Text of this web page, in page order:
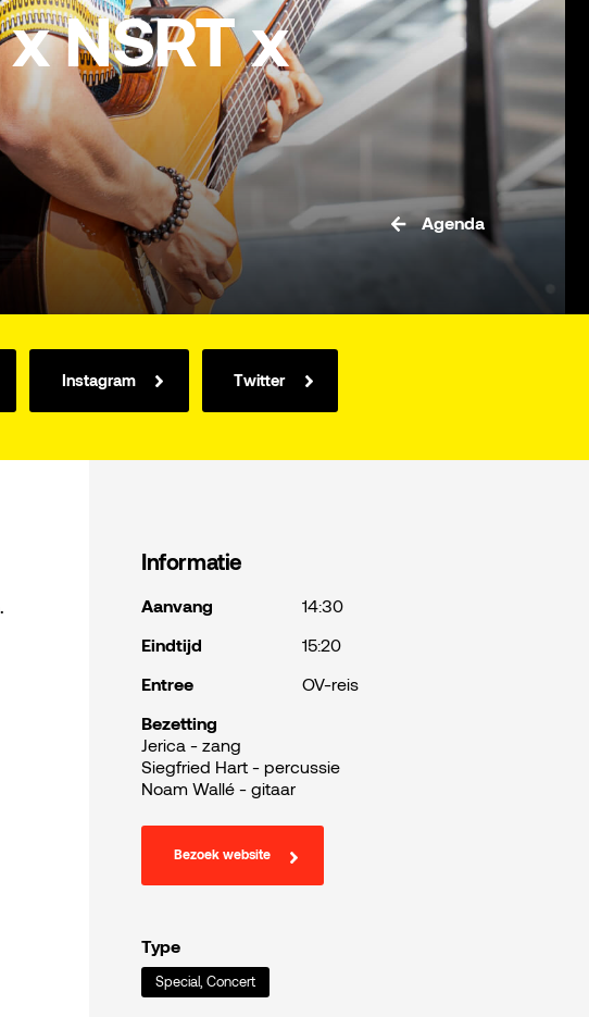
NSRT x
Agenda
Instagram Twitter
Informatie
Aanvang
14:30
Eindtijd
15:20
Entree
OV-reis
Bezetting
Jerica - zang
Siegfried Hart - percussie
Noam Wallé - gitaar
Bezoek website
Type
Special, Concert